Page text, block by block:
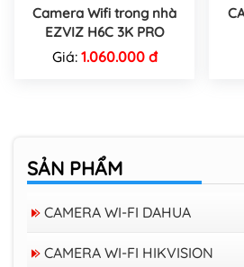
Camera Wifi trong nhà
EZVIZ H6C 3K PRO
Giá: 1.060.000 đ
SẢN PHẨM
CAMERA WI-FI DAHUA
CAMERA WI-FI HIKVISION